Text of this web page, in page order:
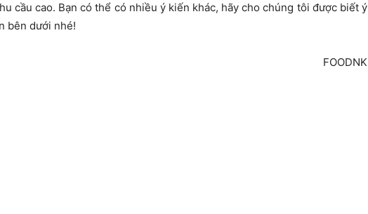
cầu cao. Bạn có thể có nhiều ý kiến khác, hãy cho chúng tôi được biết ý
bên dưới nhé!
FOODNK